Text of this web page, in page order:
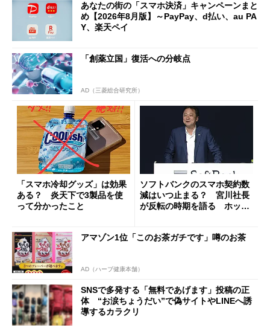
あなたの街の「スマホ決済」キャンペーンまと
め【2026年8月版】～PayPay、d払い、au PA
Y、楽天ペイ
「創薬立国」復活への分岐点
AD（三菱総合研究所）
「スマホ冷却グッズ」は効果
ある？ 炎天下で3製品を使
って分かったこと
ソフトバンクのスマホ契約数
減はいつ止まる？ 宮川社長
が反転の時期を語る ホッピ
アマゾン1位「このお茶ガチです」噂のお茶
AD（ハーブ健康本舗）
SNSで多発する「無料であげます」投稿の正
体 “お涙ちょうだい”で偽サイトやLINEへ誘
導するカラクリ